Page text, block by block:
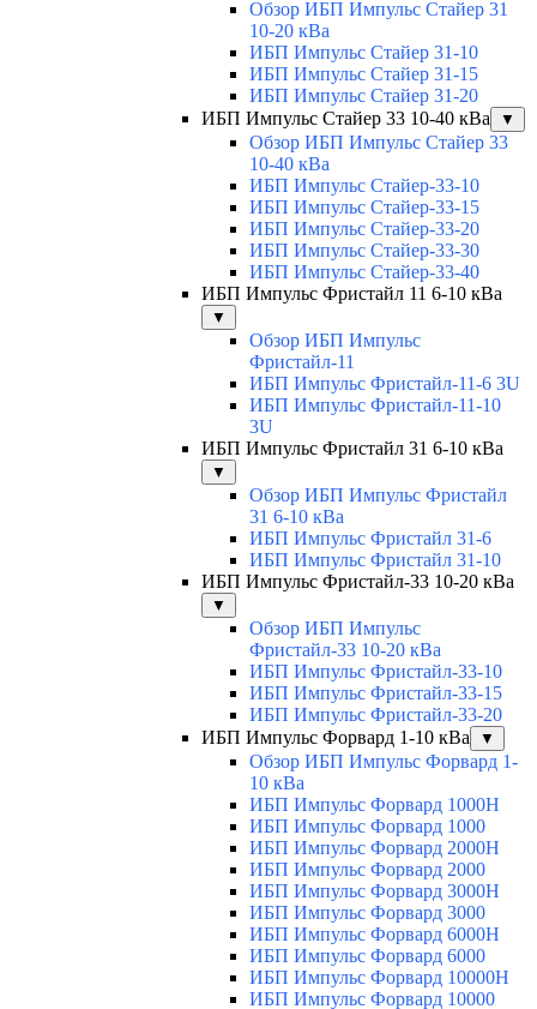
Обзор ИБП Импульс Стайер 31
10-20 кВа
ИБП Импульс Стайер 31-10
ИБП Импульс Стайер 31-15
ИБП Импульс Стайер 31-20
ИБП Импульс Стайер 33 10-40 кВа
▼
Обзор ИБП Импульс Стайер 33
10-40 кВа
ИБП Импульс Стайер-33-10
ИБП Импульс Стайер-33-15
ИБП Импульс Стайер-33-20
ИБП Импульс Стайер-33-30
ИБП Импульс Стайер-33-40
ИБП Импульс Фристайл 11 6-10 кВа
▼
Обзор ИБП Импульс
Фристайл-11
ИБП Импульс Фристайл-11-6 3U
ИБП Импульс Фристайл-11-10
3U
ИБП Импульс Фристайл 31 6-10 кВа
▼
Обзор ИБП Импульс Фристайл
31 6-10 кВа
ИБП Импульс Фристайл 31-6
ИБП Импульс Фристайл 31-10
ИБП Импульс Фристайл-33 10-20 кВа
▼
Обзор ИБП Импульс
Фристайл-33 10-20 кВа
ИБП Импульс Фристайл-33-10
ИБП Импульс Фристайл-33-15
ИБП Импульс Фристайл-33-20
ИБП Импульс Форвард 1-10 кВа
▼
Обзор ИБП Импульс Форвард 1-
10 кВа
ИБП Импульс Форвард 1000H
ИБП Импульс Форвард 1000
ИБП Импульс Форвард 2000H
ИБП Импульс Форвард 2000
ИБП Импульс Форвард 3000H
ИБП Импульс Форвард 3000
ИБП Импульс Форвард 6000H
ИБП Импульс Форвард 6000
ИБП Импульс Форвард 10000H
ИБП Импульс Форвард 10000